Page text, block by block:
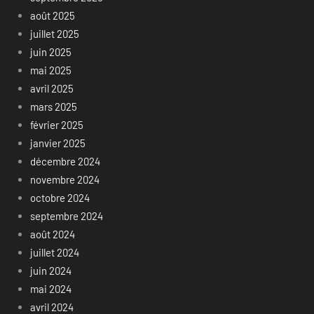
août 2025
juillet 2025
juin 2025
mai 2025
avril 2025
mars 2025
février 2025
janvier 2025
décembre 2024
novembre 2024
octobre 2024
septembre 2024
août 2024
juillet 2024
juin 2024
mai 2024
avril 2024